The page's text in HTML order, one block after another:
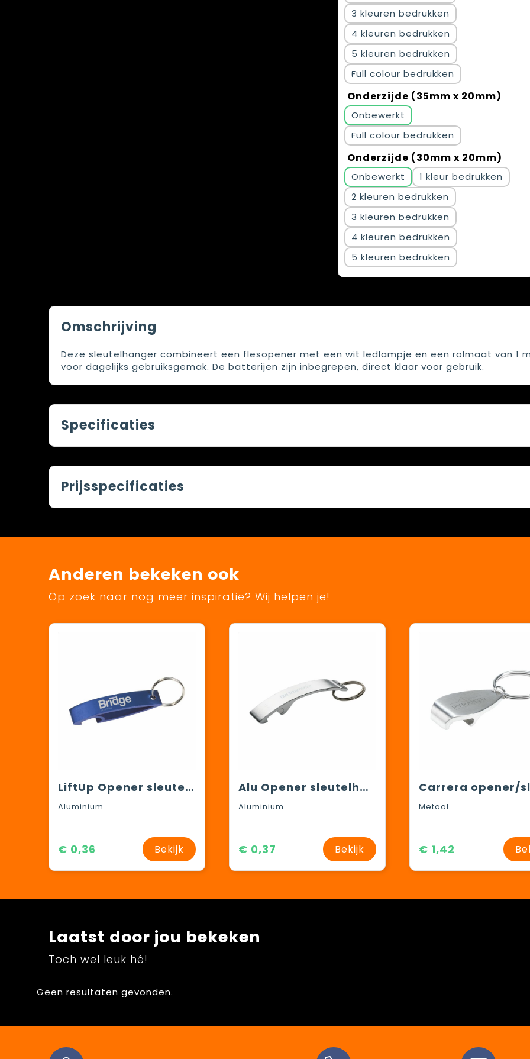
3
4
5
Full colour
Onderzijde (35mm x 20mm)
Onbewerkt
Full colour
Onderzijde (30mm x 20mm)
Onbewerkt
1
2
3
4
5
Omschrijving
Deze sleutelhanger combineert een flesopener met een wit ledlampje en een rolmaat van 1
voor dagelijks gebruiksgemak. De batterijen zijn inbegrepen, direct klaar voor gebruik.
Specificaties
Prijsspecificaties
Anderen bekeken ook
Op zoek naar nog meer inspiratie? Wij helpen je!
LiftUp Opener sleutelhanger
Aluminium
€ 0,36 Bekijk
Alu Opener sleutelhanger
Aluminium
€ 0,37 Bekijk
Metaal
€ 1,42
Laatst door jou bekeken
Toch wel leuk hé!
Geen resultaten gevonden.